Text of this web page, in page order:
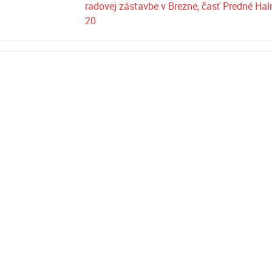
radovej zástavbe v Brezne, časť Predné
20